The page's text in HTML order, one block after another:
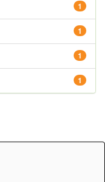
1
1
1
1